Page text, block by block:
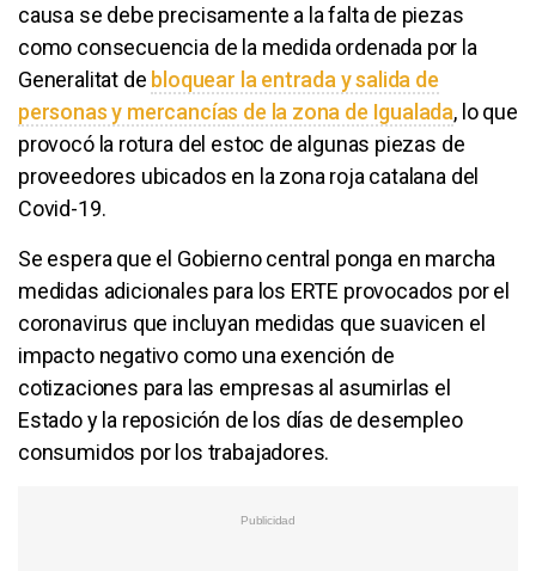
causa se debe precisamente a la falta de piezas
como consecuencia de la medida ordenada por la
Generalitat de bloquear la entrada y salida de
personas y mercancías de la zona de Igualada, lo que
provocó la rotura del estoc de algunas piezas de
proveedores ubicados en la zona roja catalana del
Covid-19.
Se espera que el Gobierno central ponga en marcha
medidas adicionales para los ERTE provocados por el
coronavirus que incluyan medidas que suavicen el
impacto negativo como una exención de
cotizaciones para las empresas al asumirlas el
Estado y la reposición de los días de desempleo
consumidos por los trabajadores.